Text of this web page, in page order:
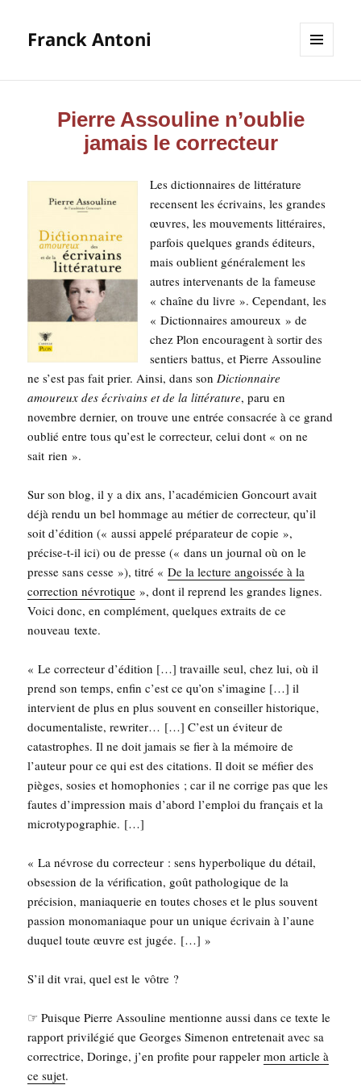
Franck Antoni
ET
Pierre Assouline n’oublie
jamais le correcteur
Les dic­tion­naires de lit­té­ra­ture
recensent les écri­vains, les grandes
œuvres, les mou­ve­ments lit­té­raires,
par­fois quelques grands édi­teurs,
mais oublient géné­ra­le­ment les
autres inter­ve­nants de la fameuse
« chaîne du livre ». Cepen­dant, les
« Dic­tion­naires amou­reux » de
chez Plon encou­ragent à sor­tir des
sen­tiers bat­tus, et Pierre Assou­line
ne s’est pas fait prier. Ain­si, dans sonDic­tion­naire
amou­reux des écri­vains et de la lit­té­ra­ture, paru en
novembre der­nier, on trouve une entrée consa­crée à ce grand
oublié entre tous qu’est le cor­rec­teur, celui dont « on ne
sait rien ».
Sur son blog, il y a dix ans, l’a­ca­dé­mi­cien Gon­court avait
déjà ren­du un bel hom­mage au métier de cor­rec­teur, qu’il
soit d’é­di­tion (« aus­si appe­lé pré­pa­ra­teur de copie »,
pré­cise-t-il ici) ou de presse (« dans un jour­nal où on le
presse sans cesse »), titré «De la lec­ture angois­sée à la
cor­rec­tion névro­tique », dont il reprend les grandes lignes.
Voi­ci donc, en com­plé­ment, quelques extraits de ce
nou­veau texte.
« Le cor­rec­teur d’é­di­tion […] tra­vaille seul, chez lui, où il
prend son temps, enfin c’est ce qu’on s’i­ma­gine […] il
inter­vient de plus en plus sou­vent en conseiller his­to­rique,
docu­men­ta­liste, rewri­ter… […] C’est un évi­teur de
catas­trophes. Il ne doit jamais se fier à la mémoire de
l’auteur pour ce qui est des cita­tions. Il doit se méfier des
pièges, sosies et homo­pho­nies ; car il ne cor­rige pas que les
fautes d’impression mais d’abord l’emploi du fran­çais et la
microtypographie. […]
« La névrose du cor­rec­teur : sens hyper­bo­lique du détail,
obses­sion de la véri­fi­ca­tion, goût patho­lo­gique de la
pré­ci­sion, mania­que­rie en toutes choses et le plus sou­vent
pas­sion mono­ma­niaque pour un unique écri­vain à l’aune
duquel toute œuvre est jugée. […] »
S’il dit vrai, quel est le vôtre ?
☞ Puisque Pierre Assou­line men­tionne aus­si dans ce texte le
rap­port pri­vi­lé­gié que Georges Sime­non entre­te­nait avec sa
cor­rec­trice, Doringe, j’en pro­fite pour rap­pe­lermon article à
ce sujet.